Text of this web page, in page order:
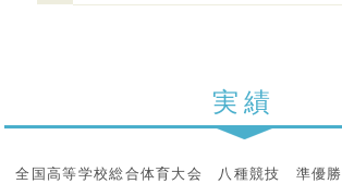
実績
全国高等学校総合体育大会 八種競技 準優勝